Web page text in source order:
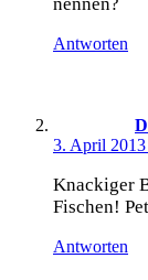
Antworten
3. April
Kna­cki­ger
Fischen!
Antworten